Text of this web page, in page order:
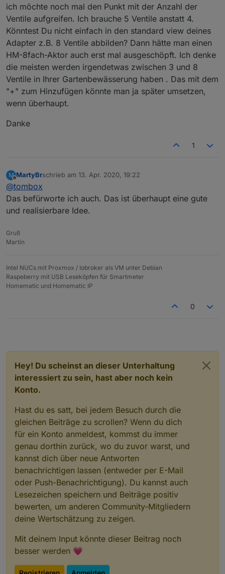
ich möchte noch mal den Punkt mit der Anzahl der
Ventile aufgreifen. Ich brauche 5 Ventile anstatt 4.
Könntest Du nicht einfach in den standard view deines
Adapter z.B. 8 Ventile abbilden? Dann hätte man einen
HM-8fach-Aktor auch erst mal ausgeschöpft. Ich denke
die meisten werden irgendetwas zwischen 3 und 8
Ventile in Ihrer Gartenbewässerung haben . Das mit dem
"+" zum Hinzufügen könnte man ja später umsetzen,
wenn überhaupt.
Danke
1
M
Offline
MartyBrschrieb am 13. Apr. 2020, 19:22
zuletzt editiert von
@tombox
Das befürworte ich auch. Das ist überhaupt eine gute
und realisierbare Idee.
Gruß
Martin
Intel NUCs mit Proxmox / Iobroker als VM unter Debian
Raspeberry mit USB Leseköpfen für Smartmeter
Homematic und Homematic IP
0
Hey! Du scheinst an dieser Unterhaltung
interessiert zu sein, hast aber noch kein
Konto.
Hast du es satt, bei jedem Besuch durch die
gleichen Beiträge zu scrollen? Wenn du dich
für ein Konto anmeldest, kommst du immer
genau dorthin zurück, wo du zuvor warst, und
kannst dich über neue Antworten
benachrichtigen lassen (entweder per E-Mail
oder Push-Benachrichtigung). Du kannst auch
Lesezeichen speichern und Beiträge positiv
bewerten, um anderen Community-Mitgliedern
deine Wertschätzung zu zeigen.
Mit deinem Input könnte dieser Beitrag noch
besser werden 💗